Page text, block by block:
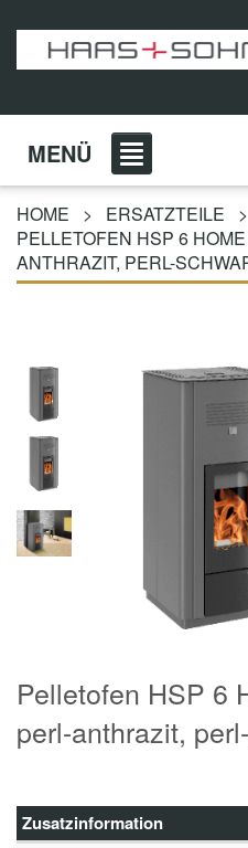
MENÜ
HOME > ERSATZTEILE >
PELLETOFEN HSP 6
ANTHRAZIT, PERL-
Pelletofen HSP 6
perl-anthrazit,
Zusatzinformation